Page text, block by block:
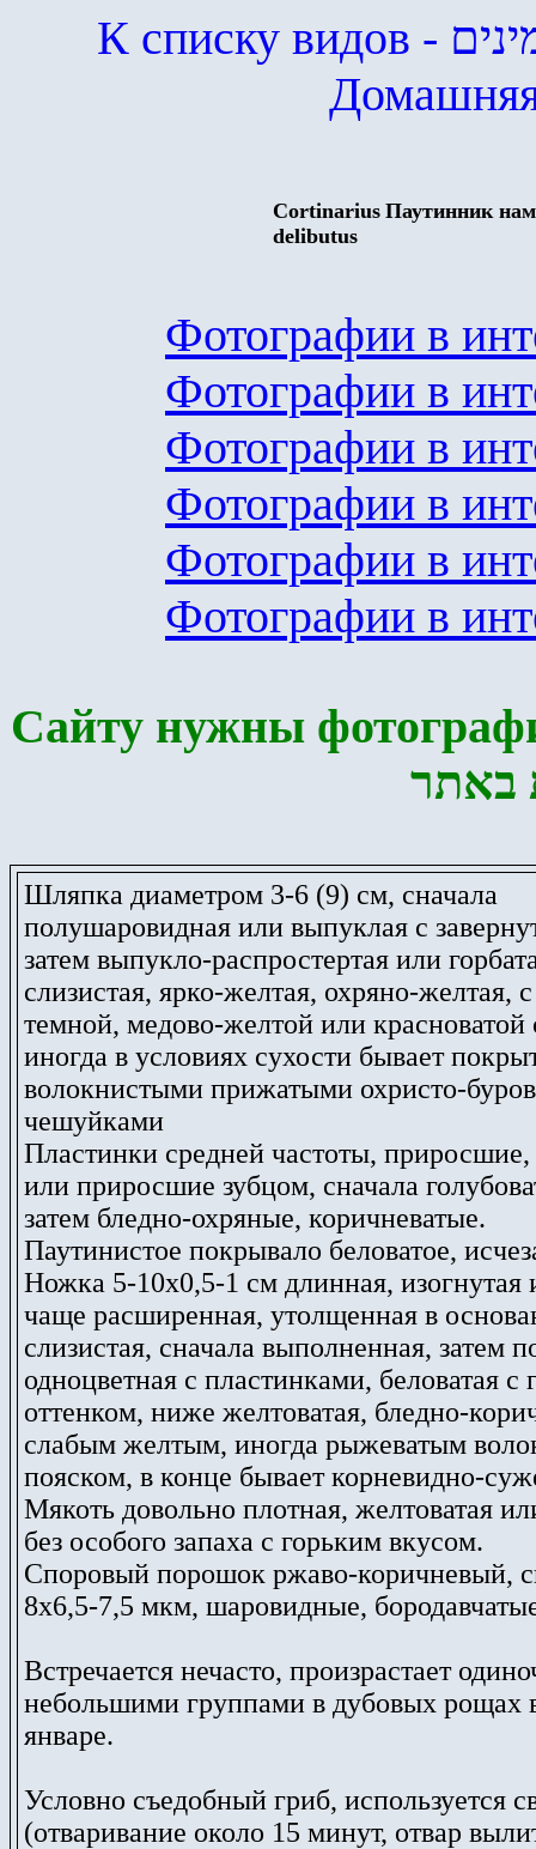
К списку видов
Cortinarius
delibutus
Паутинник
Фотографии в
Фотографии в
Фотографии в
Фотографии в
Фотографии в
Фотографии в
Сайту нужны
באתר
Шляпка диаметром 3-6 (9) см, сначала
полушаровидная или выпуклая с
затем выпукло-распростертая или
слизистая, ярко-желтая, охряно-желтая,
темной, медово-желтой или красноватой
иногда в условиях сухости бывает
волокнистыми прижатыми охристо-
чешуйками
Пластинки средней частоты,
или приросшие зубцом, сначала
затем бледно-охряные, коричневатые.
Паутинистое покрывало беловатое,
Ножка 5-10х0,5-1 см длинная, изогнутая
чаще расширенная, утолщенная в
слизистая, сначала выполненная, затем
одноцветная с пластинками, беловатая с
оттенком, ниже желтоватая, бледно-
слабым желтым, иногда рыжеватым
пояском, в конце бывает корневидно-
Мякоть довольно плотная, желтоватая
без особого запаха с горьким вкусом.
Споровый порошок ржаво-коричневый,
8х6,5-7,5 мкм, шаровидные,
Встречается нечасто, произрастает
небольшими группами в дубовых рощах
январе.
Условно съедобный гриб, используется
(отваривание около 15 минут, отвар